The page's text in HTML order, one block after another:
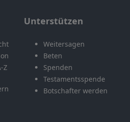
Z
Unterstützen
Weitersagen
Beten
Spenden
Testamentsspende
Botschafter werden